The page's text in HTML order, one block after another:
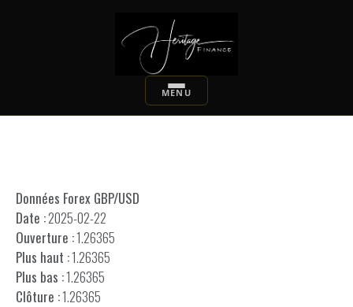
Données Forex GBP/USD
Date :2025-02-22
Ouverture :1.26365
Plus haut :1.26365
Plus bas :1.26365
Clôture :1.26365